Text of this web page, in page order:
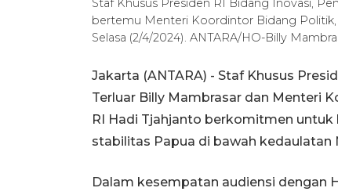
Staf Khusus Presiden RI Bidang Inovasi,
bertemu Menteri Koordintor Bidang Politik,
Selasa (2/4/2024). ANTARA/HO-Billy
Jakarta (ANTARA) - Staf Khusus
Terluar Billy Mambrasar dan Menteri
RI Hadi Tjahjanto berkomitmen
stabilitas Papua di bawah kedaulatan
Dalam kesempatan audiensi dengan